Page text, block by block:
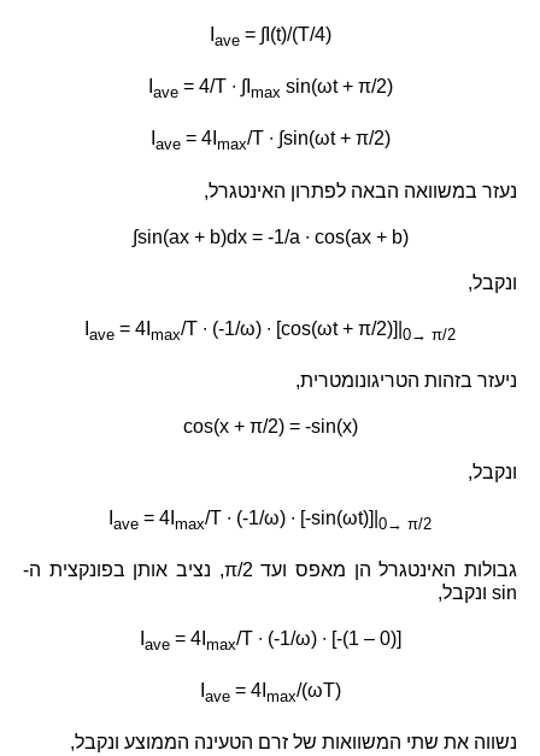
ave= ∫I(t)/(T/4)
ave= 4/T ∙ ∫I max sin(ωt + π/2)
ave= 4I max/T ∙ ∫sin(ωt + π/2)
נעזר במשוואה הבאה לפתרון האינטגרל,
∫sin(ax + b)dx = -1/a ∙ cos(ax + b)
ונקבל,
ave = 4I max/T ∙ (-1/ω) ∙ [cos(ωt + π/2)]| 0→ π/2
ניעזר בזהות הטריגונומטרית,
cos(x + π/2) = -sin(x)
ונקבל,
ave = 4I max/T ∙ (-1/ω) ∙ [-sin(ωt)]| 0→ π/2
גבולות האינטגרל הן מאפס ועד π/2, נציב אותן בפונקצית ה-
sin ונקבל,
ave= 4I max/T ∙ (-1/ω) ∙ [-(1 – 0)]
ave= 4I max/(ωT)
נשווה את שתי המשוואות של זרם הטעינה הממוצע ונקבל,